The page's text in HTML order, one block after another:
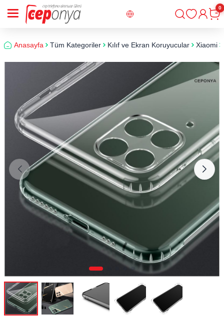
Giriş
0
Anasayfa Tüm Kategoriler Kılıf ve Ekran Koruyucular Xiaomi